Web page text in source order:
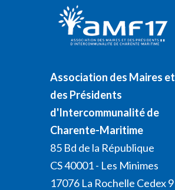
Association des Maires et
des Présidents
d'Intercommunalité de
Charente-Maritime
85 Bd de la République
CS 40001 - Les Minimes
17076 La Rochelle Cedex 9